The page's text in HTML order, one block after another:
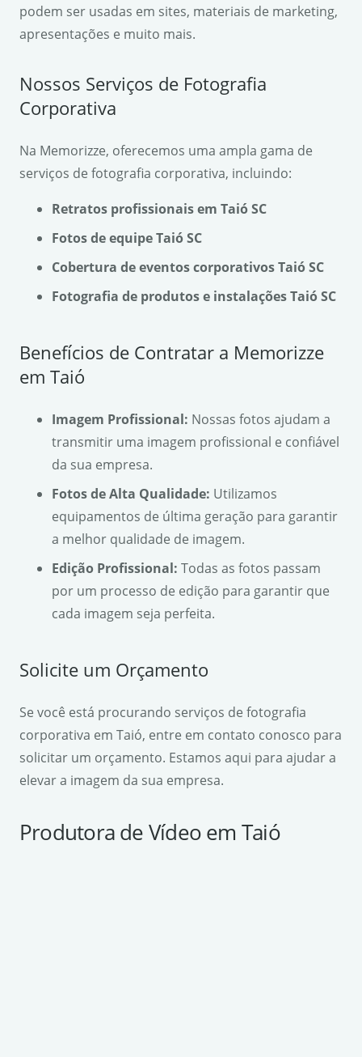
podem ser usadas em sites, materiais de marketing,
apresentações e muito mais.
Nossos Serviços de Fotografia
Corporativa
Na Memorizze, oferecemos uma ampla gama de
serviços de fotografia corporativa, incluindo:
Retratos profissionais em Taió SC
Fotos de equipe Taió SC
Cobertura de eventos corporativos Taió SC
Fotografia de produtos e instalações Taió SC
Benefícios de Contratar a Memorizze
em Taió
Imagem Profissional: Nossas fotos ajudam a
transmitir uma imagem profissional e confiável
da sua empresa.
Fotos de Alta Qualidade: Utilizamos
equipamentos de última geração para garantir
a melhor qualidade de imagem.
Edição Profissional: Todas as fotos passam
por um processo de edição para garantir que
cada imagem seja perfeita.
Solicite um Orçamento
Se você está procurando serviços de fotografia
corporativa em Taió, entre em contato conosco para
solicitar um orçamento. Estamos aqui para ajudar a
elevar a imagem da sua empresa.
Produtora de Vídeo em Taió